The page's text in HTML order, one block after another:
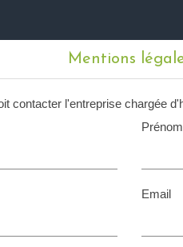
Mentions
contacter l'entreprise chargée
Prénom
Email